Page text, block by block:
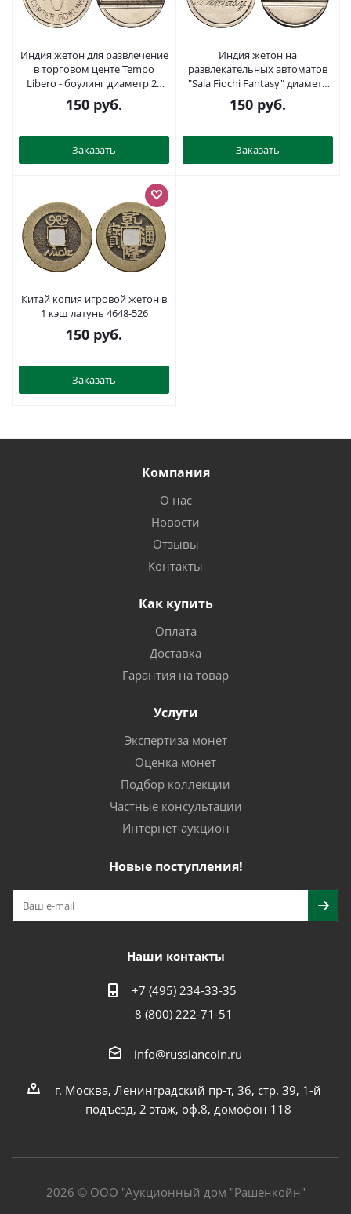
Индия жетон для развлечение
в торговом центе Tempo
Libero - боулинг диаметр 24
мм, вес 6 гр нержавеющая
сталь 4670-553
150 руб.
Заказать
Индия жетон на
развлекательных автоматов
"Sala Fiochi Fantasy" диаметр
24 мм, вес 6 гр нержавеющая
сталь 4670-551
150 руб.
Заказать
Китай копия игровой жетон в
1 кэш латунь 4648-526
150 руб.
Заказать
Компания
О нас
Новости
Отзывы
Контакты
Как купить
Оплата
Доставка
Гарантия на товар
Услуги
Экспертиза монет
Оценка монет
Подбор коллекции
Частные консультации
Интернет-аукцион
Новые поступления!
Наши контакты
+7 (495) 234-33-35
8 (800) 222-71-51
info@russiancoin.ru
г. Москва, Ленинградский пр-т, 36, стр. 39, 1-й
подъезд, 2 этаж, оф.8, домофон 118
2026 © ООО "Аукционный дом "Рашенкойн"